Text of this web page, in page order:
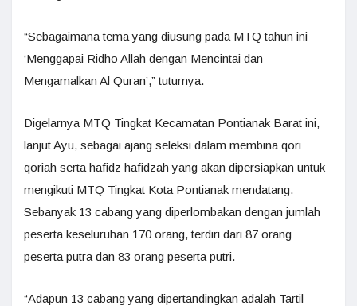
“Sebagaimana tema yang diusung pada MTQ tahun ini
‘Menggapai Ridho Allah dengan Mencintai dan
Mengamalkan Al Quran’,” tuturnya.
Digelarnya MTQ Tingkat Kecamatan Pontianak Barat ini,
lanjut Ayu, sebagai ajang seleksi dalam membina qori
qoriah serta hafidz hafidzah yang akan dipersiapkan untuk
mengikuti MTQ Tingkat Kota Pontianak mendatang.
Sebanyak 13 cabang yang diperlombakan dengan jumlah
peserta keseluruhan 170 orang, terdiri dari 87 orang
peserta putra dan 83 orang peserta putri.
“Adapun 13 cabang yang dipertandingkan adalah Tartil